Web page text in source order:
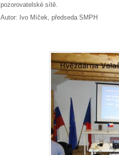
pozorovatelské sítě.
Autor: Ivo Míček, předseda SMPH